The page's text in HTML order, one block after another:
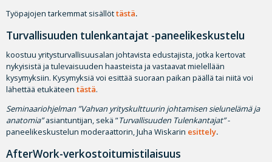
Työpajojen tarkemmat sisällöttästä.
Turvallisuuden tulenkantajat -paneelikeskustelu
koostuu yritysturvallisuusalan johtavista edustajista, jotka kertovat
nykyisistä ja tulevaisuuden haasteista ja vastaavat mielellään
kysymyksiin. Kysymyksiä voi esittää suoraan paikan päällä tai niitä voi
lähettää etukäteen tästä.
Seminaariohjelman ”Vahvan yrityskulttuurin johtamisen sielunelämä ja
anatomia”asiantuntijan, sekä ”Turvallisuuden Tulenkantajat”-
paneelikeskustelun moderaattorin, Juha Wiskarin esittely.
AfterWork-verkostoitumistilaisuus